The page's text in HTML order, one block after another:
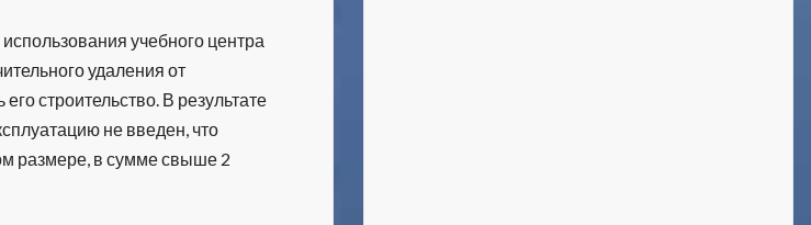
учебного центра
удаления от
строительство. В результате
не введен, что
размере, в сумме свыше 2